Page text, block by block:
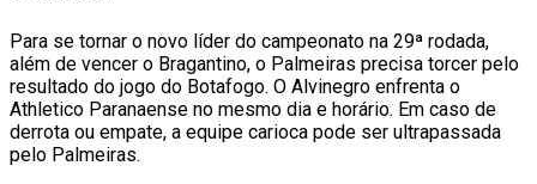
Para se tornar o novo líder do campeonato na 29ª rodada,
além de vencer o Bragantino, o Palmeiras precisa torcer pelo
resultado do jogo do Botafogo. O Alvinegro enfrenta o
Athletico Paranaense no mesmo dia e horário. Em caso de
derrota ou empate, a equipe carioca pode ser ultrapassada
pelo Palmeiras.